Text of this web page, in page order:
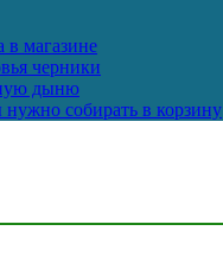
в магазине
черники
дыню
собирать в корзину